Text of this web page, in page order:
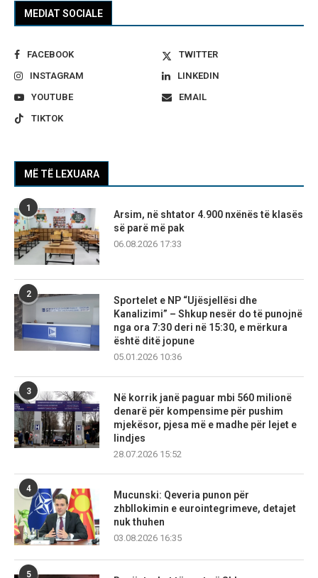
MEDIAT SOCIALE
FACEBOOK
TWITTER
INSTAGRAM
LINKEDIN
YOUTUBE
EMAIL
TIKTOK
MË TË LEXUARA
1
Arsim, në shtator 4.900 nxënës të klasës
së parë më pak
06.08.2026 17:33
2
Sportelet e NP “Ujësjellësi dhe
Kanalizimi” – Shkup nesër do të punojnë
nga ora 7:30 deri në 15:30, e mërkura
është ditë jopune
05.01.2026 10:36
3
Në korrik janë paguar mbi 560 milionë
denarë për kompensime për pushim
mjekësor, pjesa më e madhe për lejet e
lindjes
28.07.2026 15:52
4
Mucunski: Qeveria punon për
zhbllokimin e eurointegrimeve, detajet
nuk thuhen
03.08.2026 16:35
5